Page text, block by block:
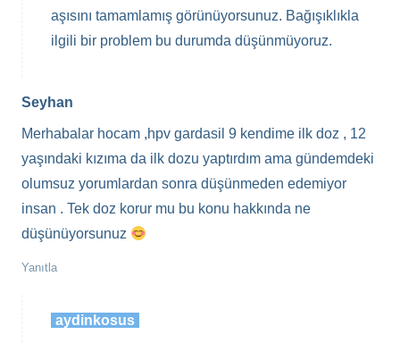
aşısını tamamlamış görünüyorsunuz. Bağışıklıkla
ilgili bir problem bu durumda düşünmüyoruz.
Seyhan
Merhabalar hocam ,hpv gardasil 9 kendime ilk doz , 12
yaşındaki kızıma da ilk dozu yaptırdım ama gündemdeki
olumsuz yorumlardan sonra düşünmeden edemiyor
insan . Tek doz korur mu bu konu hakkında ne
düşünüyorsunuz
Yanıtla
aydinkosus